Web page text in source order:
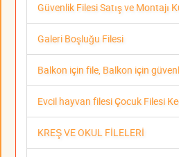
Güvenlik Filesi Satış ve Montajı
Galeri Boşluğu Filesi
Balkon için file, Balkon için
Evcil hayvan filesi Çocuk Filesi
KREŞ VE OKUL FİLELERİ